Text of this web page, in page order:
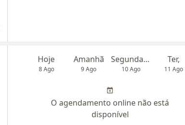
Hoje
8 Ago
Amanhã
9 Ago
Segunda-feira
10 Ago
Ter,
11 Ago
O agendamento online não está
disponível